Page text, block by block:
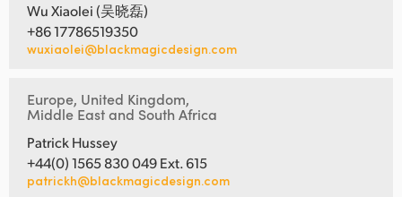
Wu Xiaolei (吴晓磊)
+86 17786519350
wuxiaolei@blackmagicdesign.com
Europe, United Kingdom,
Middle East and South Africa
Patrick Hussey
+44(0) 1565 830 049 Ext. 615
patrickh@blackmagicdesign.com